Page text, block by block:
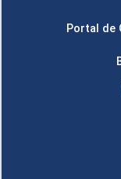
Portal de